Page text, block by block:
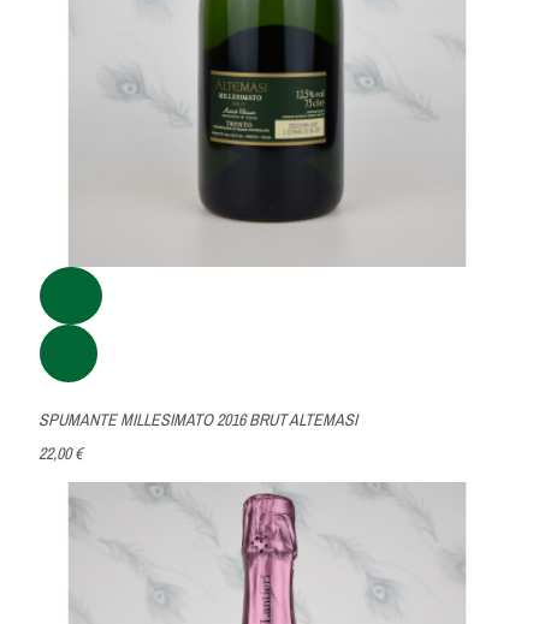
SPUMANTE MILLESIMATO 2016 BRUT ALTEMASI
22,00 €